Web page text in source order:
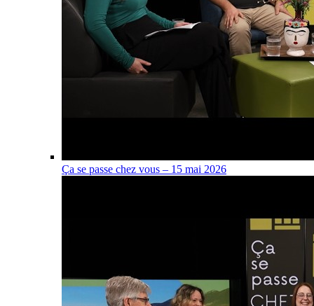
Ça se passe chez vous – 15 mai 2026